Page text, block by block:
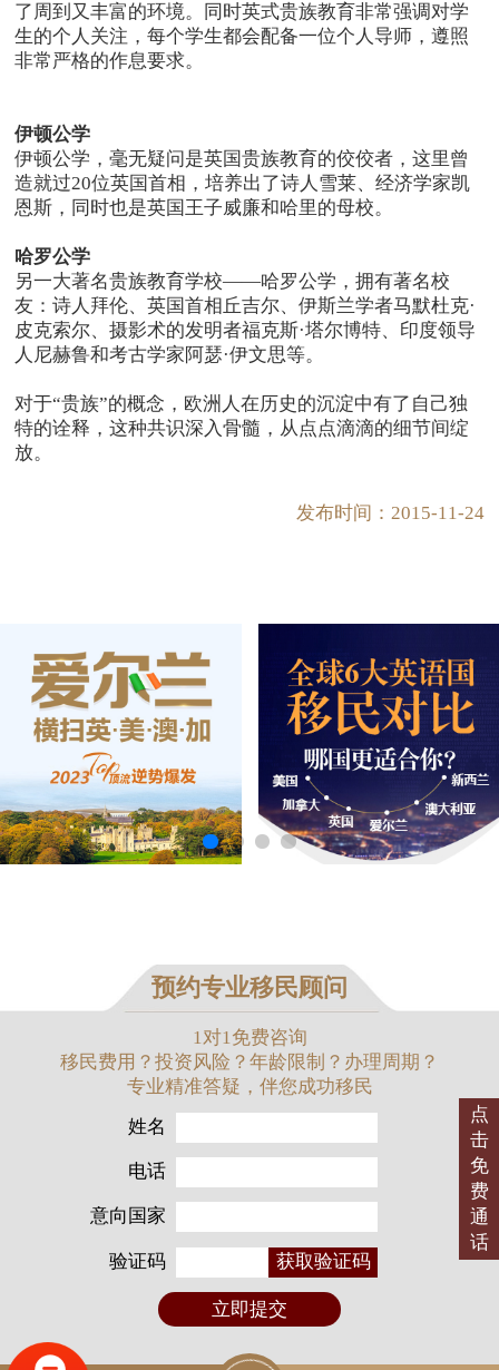
了周到又丰富的环境。同时英式贵族教育非常强调对学
生的个人关注，每个学生都会配备一位个人导师，遵照
非常严格的作息要求。
伊顿公学
伊顿公学，毫无疑问是英国贵族教育的佼佼者，这里曾
造就过20位英国首相，培养出了诗人雪莱、经济学家凯
恩斯，同时也是英国王子威廉和哈里的母校。
哈罗公学
另一大著名贵族教育学校——哈罗公学，拥有著名校
友：诗人拜伦、英国首相丘吉尔、伊斯兰学者马默杜克·
皮克索尔、摄影术的发明者福克斯·塔尔博特、印度领导
人尼赫鲁和考古学家阿瑟·伊文思等。
对于“贵族”的概念，欧洲人在历史的沉淀中有了自己独
特的诠释，这种共识深入骨髓，从点点滴滴的细节间绽
放。
发布时间：2015-11-24
预约专业移民顾问
1对1免费咨询
移民费用？投资风险？年龄限制？办理周期？
专业精准答疑，伴您成功移民
姓名
电话
意向国家
验证码 获取验证码
立即提交
点
击
免
费
通
话